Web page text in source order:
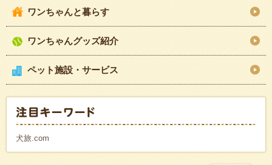
ワンちゃんと暮らす
ワンちゃんグッズ紹介
ペット施設・サービス
犬旅.com